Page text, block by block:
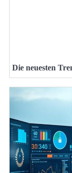
Die neuesten